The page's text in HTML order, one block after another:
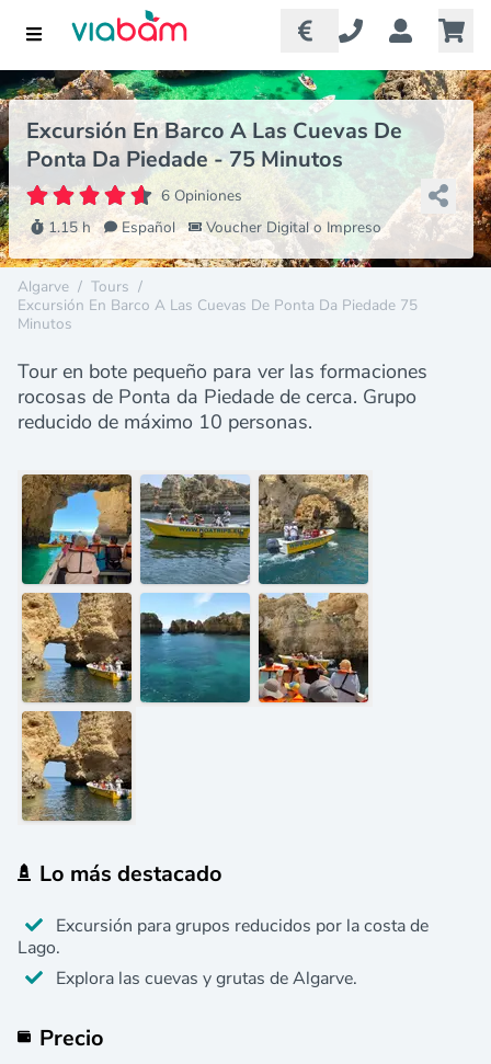
Excursión En Barco A Las Cuevas De
Ponta Da Piedade - 75 Minutos
6 Opiniones
1.15 h
Español Voucher Digital o Impreso
Algarve / Tours /
Excursión En Barco A Las Cuevas De Ponta Da Piedade 75
Minutos
Tour en bote pequeño para ver las formaciones
rocosas de Ponta da Piedade de cerca. Grupo
reducido de máximo 10 personas.
Lo más destacado
Excursión para grupos reducidos por la costa de
Lago.
Explora las cuevas y grutas de Algarve.
Precio